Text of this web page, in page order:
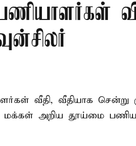
வீதி, வீதியாக
மக்கள் அறிய தூய்மை